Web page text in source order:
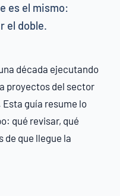
es el mismo:
el doble.
década ejecutando
proyectos del sector
guía resume lo
qué revisar, qué
de que llegue la